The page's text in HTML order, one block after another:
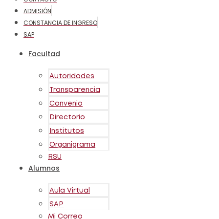
ADMISIÓN
CONSTANCIA DE INGRESO
SAP
Facultad
Autoridades
Transparencia
Convenio
Directorio
Institutos
Organigrama
RSU
Alumnos
Aula Virtual
SAP
Mi Correo